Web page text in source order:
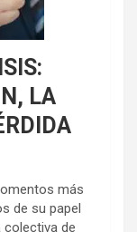
LA
más
de su papel
de